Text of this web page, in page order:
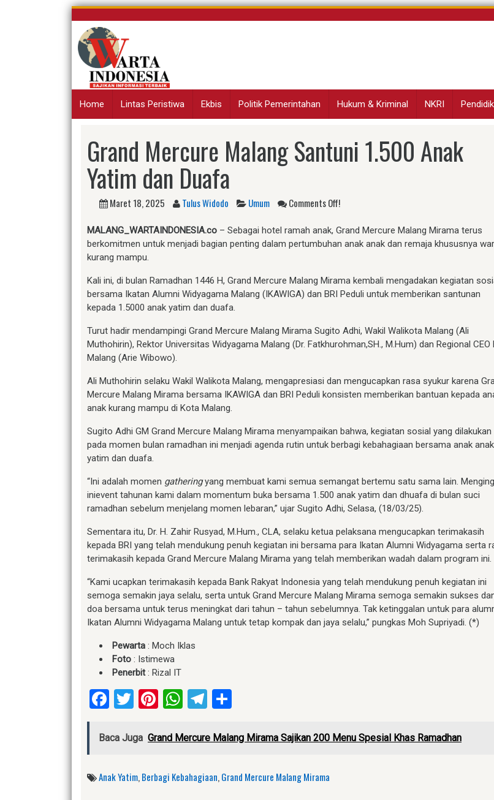
Skip
content
Home Lintas Peristiwa Ekbis Politik Pemerintahan Hukum & Kriminal NKRI
Grand Mercure Malang Santuni 1.500 Anak
Yatim dan Duafa
Maret 18, 2025 Tulus Widodo Umum Comments Off!
MALANG_WARTAINDONESIA.co – Sebagai hotel ramah anak, Grand Mercure Malang Mirama terus
berkomitmen untuk menjadi bagian penting dalam pertumbuhan anak anak dan remaja khususnya
kurang mampu.
Kali ini, di bulan Ramadhan 1446 H, Grand Mercure Malang Mirama kembali mengadakan kegiatan
bersama Ikatan Alumni Widyagama Malang (IKAWIGA) dan BRI Peduli untuk memberikan santunan
kepada 1.5000 anak yatim dan duafa.
Turut hadir mendampingi Grand Mercure Malang Mirama Sugito Adhi, Wakil Walikota Malang (Ali
Muthohirin), Rektor Universitas Widyagama Malang (Dr. Fatkhurohman,SH., M.Hum) dan Regional CEO
Malang (Arie Wibowo).
Ali Muthohirin selaku Wakil Walikota Malang, mengapresiasi dan mengucapkan rasa syukur karena
Mercure Malang Mirama bersama IKAWIGA dan BRI Peduli konsisten memberikan bantuan kepada
anak kurang mampu di Kota Malang.
Sugito Adhi GM Grand Mercure Malang Mirama menyampaikan bahwa, kegiatan sosial yang dilakukan
pada momen bulan ramadhan ini menjadi agenda rutin untuk berbagi kebahagiaan bersama anak anak
yatim dan duafa.
“Ini adalah momen gatheringyang membuat kami semua semangat bertemu satu sama lain.
inievent tahunan kami dalam momentum buka bersama 1.500 anak yatim dan dhuafa di bulan suci
ramadhan sebelum menjelang momen lebaran,” ujar Sugito Adhi, Selasa, (18/03/25).
Sementara itu, Dr. H. Zahir Rusyad, M.Hum., CLA, selaku ketua pelaksana mengucapkan terimakasih
kepada BRI yang telah mendukung penuh kegiatan ini bersama para Ikatan Alumni Widyagama serta
terimakasih kepada Grand Mercure Malang Mirama yang telah memberikan wadah dalam program ini.
“Kami ucapkan terimakasih kepada Bank Rakyat Indonesia yang telah mendukung penuh kegiatan ini
semoga semakin jaya selalu, serta untuk Grand Mercure Malang Mirama semoga semakin sukses
doa bersama untuk terus meningkat dari tahun – tahun sebelumnya. Tak ketinggalan untuk para
Ikatan Alumni Widyagama Malang untuk tetap kompak dan jaya selalu,” pungkas Moh Supriyadi. (*)
Pewarta : Moch Iklas
Foto : Istimewa
Penerbit: Rizal IT
Facebook
Twitter
Pinterest
WhatsApp
Telegram
Baca Juga Grand Mercure Malang Mirama Sajikan 200 Menu Spesial Khas Ramadhan
Anak Yatim,Berbagi Kebahagiaan,Grand Mercure Malang Mirama